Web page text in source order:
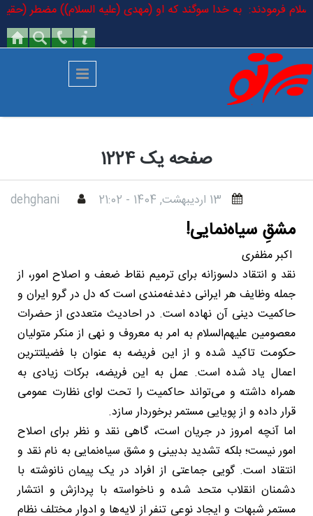
رفتن به محتوای اصلی
السلام فرمودند: به خدا سوگند که او (مهدی (علیه السلام)) مضطر
صفحه یک 1224
13 ارديبهشت, 1404 - 21:02 dehghani
مشقِ سیاه‌نمایی!
اکبر مظفری
نقد و انتقاد دلسوزانه برای ترمیم نقاط ضعف و اصلاح امور، از
جمله وظایف هر ایرانی دغدغه‌مندی است که دل در گرو ایران و
حاکمیت دینی آن نهاده است. در احادیث متعددی از حضرات
معصومین علیهم‌السلام به امر به معروف و نهی از منکر متولیان
حکومت تاکید شده و از این فریضه به عنوان با فضیلتترین
اعمال یاد شده است. عمل به این فریضه، برکات زیادی به
همراه داشته و می‌تواند حاکمیت را تحت لوای نظارت عمومی
قرار داده و از پویایی مستمر برخوردار سازد.
اما آنچه امروز در جریان است، گاهی نقد و نظر برای اصلاح
امور نیست؛ بلکه تشدید بدبینی و مشق سیاه‌نمایی به نام نقد و
انتقاد است. گویی جماعتی از افراد در یک پیمان نانوشته با
دشمنان انقلاب متحد شده و ناخواسته با پردازش و انتشار
مستمر شبهات و ایجاد نوعی تنفر از لایه‌ها و ادوار مختلف نظام